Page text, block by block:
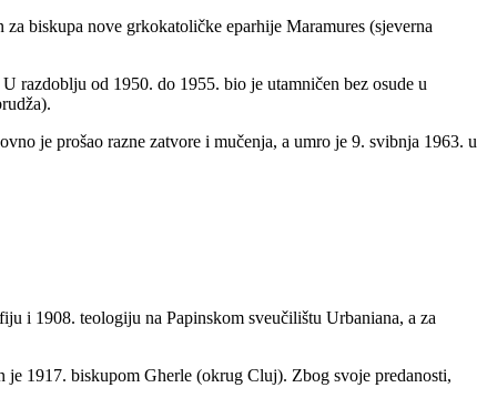
biskupa nove grkokatoličke eparhije Maramures (sjeverna
razdoblju od 1950. do 1955. bio je utamničen bez osude u
je prošao razne zatvore i mučenja, a umro je 9. svibnja 1963. u
i 1908. teologiju na Papinskom sveučilištu Urbaniana, a za
1917. biskupom Gherle (okrug Cluj). Zbog svoje predanosti,